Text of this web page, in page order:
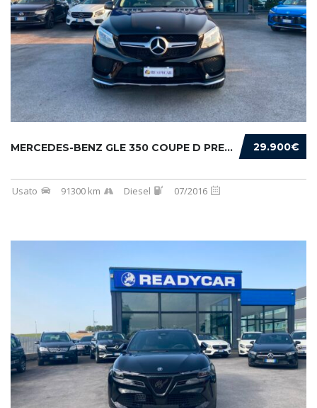
29.900€
MERCEDES-BENZ GLE 350 COUPE D PREMIUM 4MATIC...
Usato 91300 km Diesel 07/2016